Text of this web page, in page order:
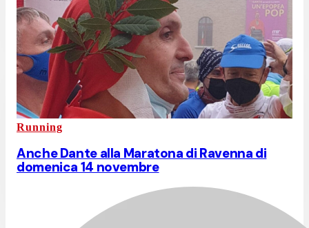
Running
Anche Dante alla Maratona di Ravenna di
domenica 14 novembre